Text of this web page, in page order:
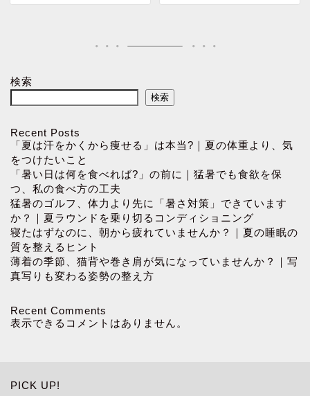
検索
検索
Recent Posts
「夏は汗をかくから痩せる」は本当?｜夏の体重より、気
をつけたいこと
「暑い日は何を食べれば?」の前に｜猛暑でも食欲を保
つ、私の食べ方の工夫
猛暑のゴルフ、体力より先に「暑さ対策」できています
か？｜夏ラウンドを乗り切るコンディショニング
寝たはずなのに、朝から疲れていませんか？｜夏の睡眠の
質を整えるヒント
薄着の季節、猫背や巻き肩が気になっていませんか？｜写
真写りも変わる姿勢の整え方
Recent Comments
表示できるコメントはありません。
PICK UP!